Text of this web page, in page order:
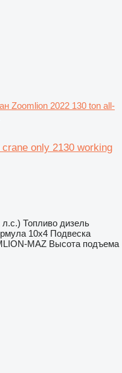
Zoomlion 2022 130 ton all-
only 2130 working
л.с.) Топливо дизель
10x4 Подвеска
MAZ Высота подъема